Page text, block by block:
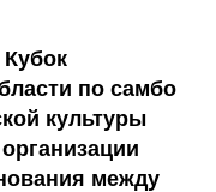
по самбо
культуры
между